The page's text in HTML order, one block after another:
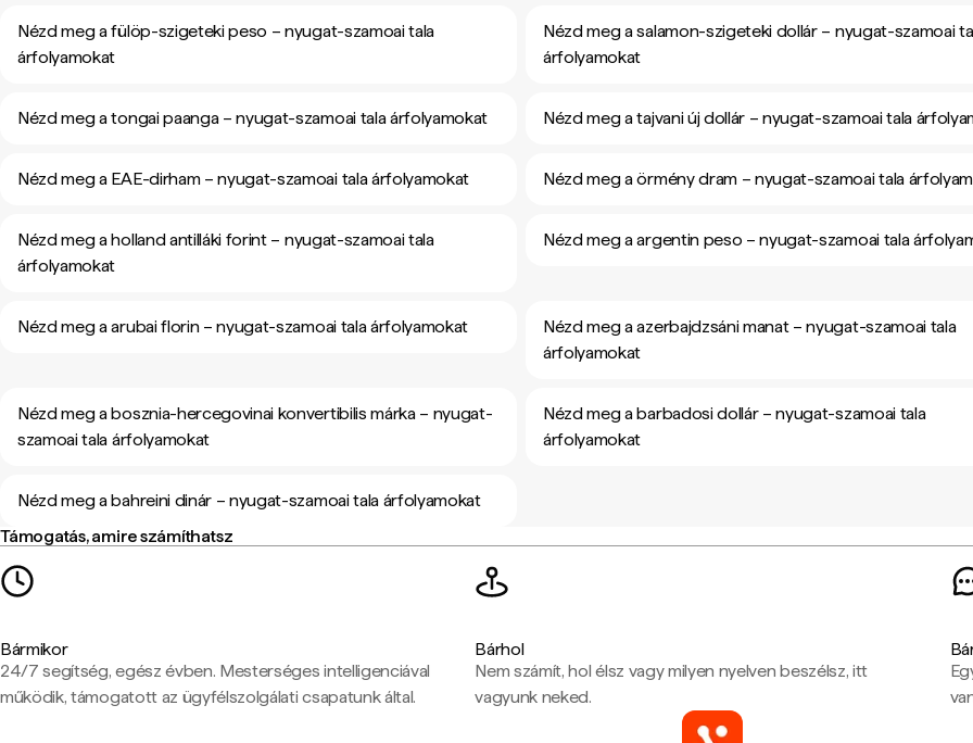
Nézd meg a fülöp-szigeteki peso – nyugat-szamoai tala
árfolyamokat
Nézd meg a salamon-szigeteki dollár – nyugat-szamoai
árfolyamokat
Nézd meg a tongai paanga – nyugat-szamoai tala árfolyamokat Nézd meg a tajvani új dollár – nyugat-szamoai tala
Nézd meg a EAE-dirham – nyugat-szamoai tala árfolyamokat Nézd meg a örmény dram – nyugat-szamoai tala
Nézd meg a holland antilláki forint – nyugat-szamoai tala
árfolyamokat
Nézd meg a argentin peso – nyugat-szamoai tala
Nézd meg a arubai florin – nyugat-szamoai tala árfolyamokat
Nézd meg a azerbajdzsáni manat – nyugat-szamoai tala
árfolyamokat
Nézd meg a bosznia-hercegovinai konvertibilis márka – nyugat-
szamoai tala árfolyamokat
Nézd meg a barbadosi dollár – nyugat-szamoai tala
árfolyamokat
Nézd meg a bahreini dinár – nyugat-szamoai tala árfolyamokat
Támogatás, amire számíthatsz
Bármikor
24/7 segítség, egész évben. Mesterséges intelligenciával
működik, támogatott az ügyfélszolgálati csapatunk által.
Bárhol
Nem számít, hol élsz vagy milyen nyelven beszélsz, itt
vagyunk neked.